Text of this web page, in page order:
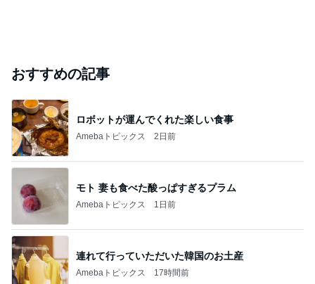
おすすめの記事
ロボットが運んでくれた楽しい食事
Amebaトピックス 2日前
モト 妻も食べた酸っぱすぎるプラム
Amebaトピックス 1日前
連れて行っていただいた韓国のお土産
Amebaトピックス 17時間前